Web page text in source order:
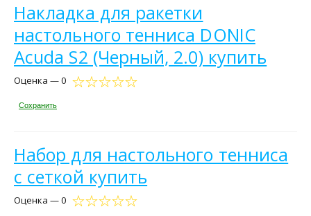
Накладка для ракетки
настольного тенниса DONIC
Acuda S2 (Черный, 2.0) купить
Оценка — 0
Сохранить
Набор для настольного тенниса
с сеткой купить
Оценка — 0